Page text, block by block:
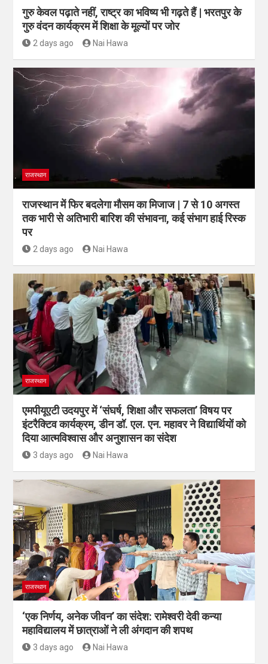
गुरु केवल पढ़ाते नहीं, राष्ट्र का भविष्य भी गढ़ते हैं | भरतपुर के
गुरु वंदन कार्यक्रम में शिक्षा के मूल्यों पर जोर
2 days ago Nai Hawa
राजस्थान
राजस्थान में फिर बदलेगा मौसम का मिजाज | 7 से 10 अगस्त
तक भारी से अतिभारी बारिश की संभावना, कई संभाग हाई रिस्क
पर
2 days ago Nai Hawa
राजस्थान
एमपीयूएटी उदयपुर में ‘संघर्ष, शिक्षा और सफलता’ विषय पर
इंटरैक्टिव कार्यक्रम, डीन डॉ. एल. एन. महावर ने विद्यार्थियों को
दिया आत्मविश्वास और अनुशासन का संदेश
3 days ago Nai Hawa
राजस्थान
‘एक निर्णय, अनेक जीवन’ का संदेश: रामेश्वरी देवी कन्या
महाविद्यालय में छात्राओं ने ली अंगदान की शपथ
3 days ago Nai Hawa